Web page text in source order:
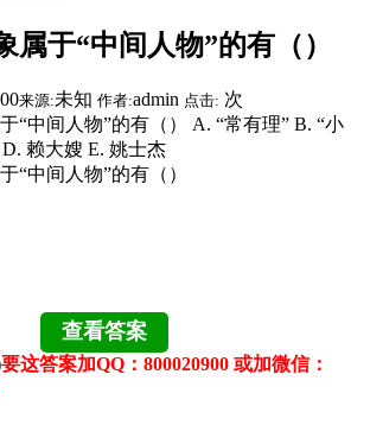
属于“中间人物”的有（）
来源:未知 作者:admin 点击: 次
“中间人物”的有（） A. “常有理” B. “小
赖大嫂 E. 姚士杰
“中间人物”的有（）
要这答案加QQ：800020900 或加微信：